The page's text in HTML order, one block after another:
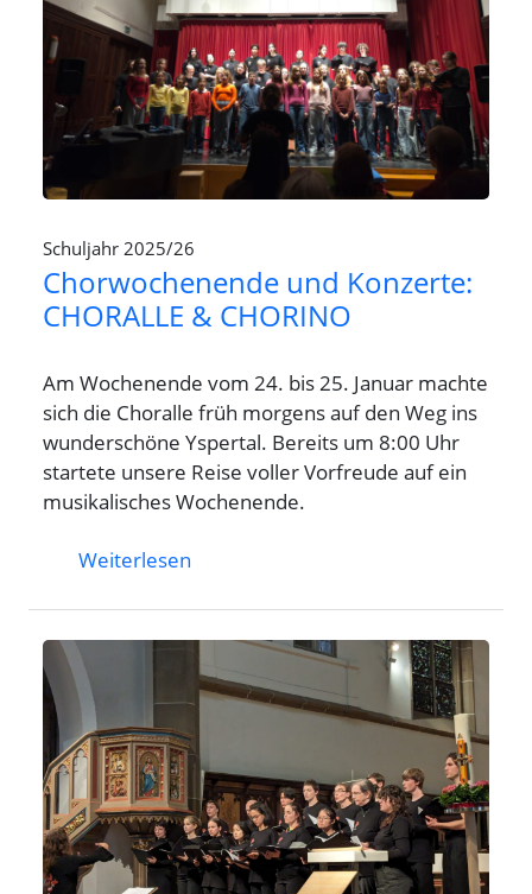
Schuljahr 2025/26
Chorwochenende und Konzerte:
CHORALLE & CHORINO
Am Wochenende vom 24. bis 25. Januar machte
sich die Choralle früh morgens auf den Weg ins
wunderschöne Yspertal. Bereits um 8:00 Uhr
startete unsere Reise voller Vorfreude auf ein
musikalisches Wochenende.
Weiterlesen